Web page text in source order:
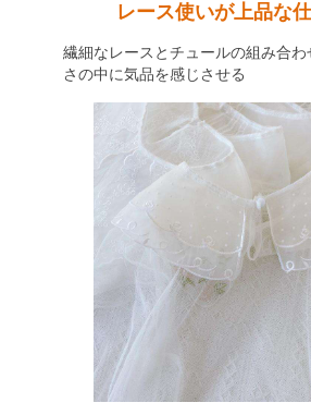
レース使いが上品な
繊細なレースとチュールの組み合わ
さの中に気品を感じさせる